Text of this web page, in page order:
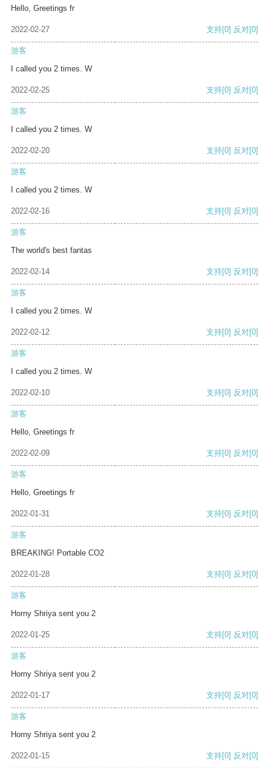
Hello, Greetings fr
2022-02-27 支持[0] 反对[0]
游客
I called you 2 times. W
2022-02-25 支持[0] 反对[0]
游客
I called you 2 times. W
2022-02-20 支持[0] 反对[0]
游客
I called you 2 times. W
2022-02-16 支持[0] 反对[0]
游客
The world's best fantas
2022-02-14 支持[0] 反对[0]
游客
I called you 2 times. W
2022-02-12 支持[0] 反对[0]
游客
I called you 2 times. W
2022-02-10 支持[0] 反对[0]
游客
Hello, Greetings fr
2022-02-09 支持[0] 反对[0]
游客
Hello, Greetings fr
2022-01-31 支持[0] 反对[0]
游客
BREAKING! Portable CO2
2022-01-28 支持[0] 反对[0]
游客
Horny Shriya sent you 2
2022-01-25 支持[0] 反对[0]
游客
Horny Shriya sent you 2
2022-01-17 支持[0] 反对[0]
游客
Horny Shriya sent you 2
2022-01-15 支持[0] 反对[0]